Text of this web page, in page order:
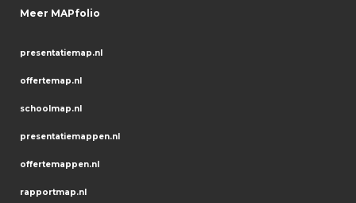
Meer MAPfolio
presentatiemap.nl
offertemap.nl
schoolmap.nl
presentatiemappen.nl
offertemappen.nl
rapportmap.nl